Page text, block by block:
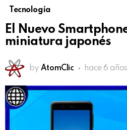
Tecnología
El Nuevo
miniatura japonés
by AtomClic hace 6 años